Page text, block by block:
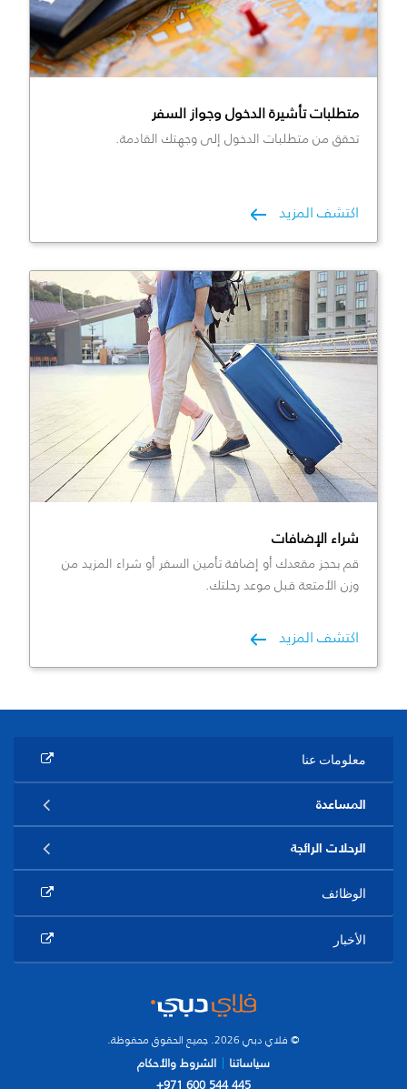
متطلبات تأشيرة الدخول وجواز السفر
تحقق من متطلبات الدخول إلى وجهتك القادمة.
اكتشف المزيد
شراء الإضافات
قم بحجز مقعدك أو إضافة تأمين السفر أو شراء المزيد من
وزن الأمتعة قبل موعد رحلتك.
اكتشف المزيد
© فلاي دبي 2026. جميع الحقوق محفوظة.
سياساتنا
الشروط والأحكام
معلومات عنا
المساعدة
الرحلات الرائجة
الوظائف
الأخبار